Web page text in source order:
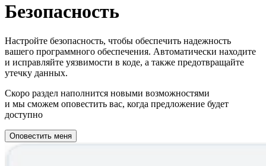
Безопасность
Настройте безопасность, чтобы обеспечить надежность
вашего программного обеспечения. Автоматически находите
и исправляйте уязвимости в коде, а также предотвращайте
утечку данных.
Скоро раздел наполнится новыми возможностями
и мы сможем оповестить вас, когда предложение будет
доступно
Оповестить меня